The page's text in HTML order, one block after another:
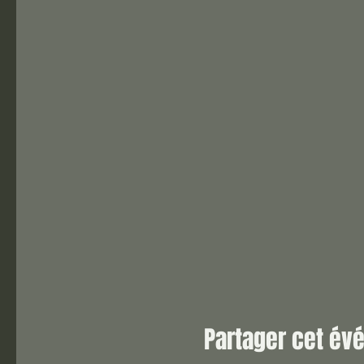
Partager cet